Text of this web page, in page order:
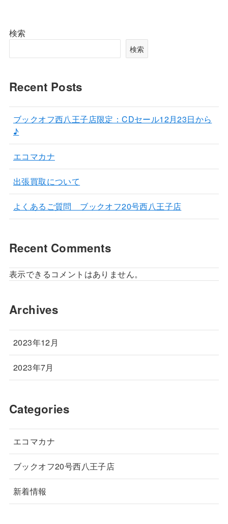
検索
検索
Recent Posts
ブックオフ西八王子店限定：CDセール12月23日から
♪
エコマカナ
出張買取について
よくあるご質問 ブックオフ20号西八王子店
Recent Comments
表示できるコメントはありません。
Archives
2023年12月
2023年7月
Categories
エコマカナ
ブックオフ20号西八王子店
新着情報